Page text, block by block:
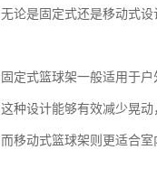
无论是固定式还是移动式
固定式篮球架一般适用于
这种设计能够有效减少晃动
而移动式篮球架则更适合